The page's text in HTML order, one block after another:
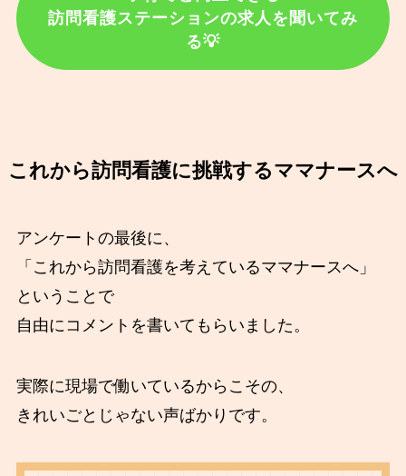
訪問看護ステーションの求人を聞いてみ
る💡
これから訪問看護に挑戦するママナースへ
アンケートの最後に、
「これから訪問看護を考えているママナースへ」
ということで
自由にコメントを書いてもらいました。
実際に現場で働いているからこその、
きれいごとじゃない声ばかりです。